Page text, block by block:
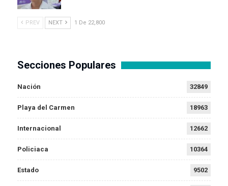
PREV NEXT 1 De 22,800
Secciones Populares
Nación 32849
Playa del Carmen 18963
Internacional 12662
Policiaca 10364
Estado 9502